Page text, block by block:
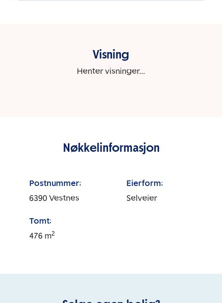
Visning
Henter visninger...
Nøkkelinformasjon
Postnummer:
6390 Vestnes
Eierform:
Selveier
Tomt:
476 m2